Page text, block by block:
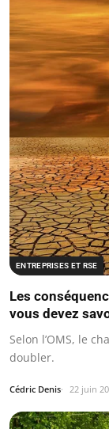
ENTREPRISES ET RSE
Les
vous devez
Selon l’OMS, le
doubler.
Cédric Denis 22 juin